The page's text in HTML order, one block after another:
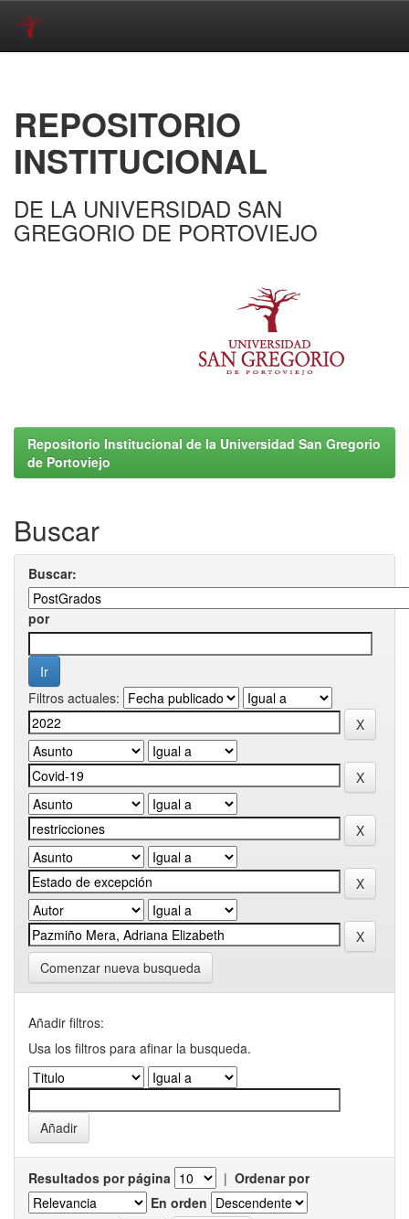
REPOSITORIO
INSTITUCIONAL
DE LA UNIVERSIDAD SAN
GREGORIO DE PORTOVIEJO
Repositorio Institucional de la Universidad San Gregorio
de Portoviejo
Buscar
Buscar:
por
Filtros actuales:
Comenzar nueva busqueda
Añadir filtros:
Usa los filtros para afinar la busqueda.
Resultados por página | Ordenar por
En orden